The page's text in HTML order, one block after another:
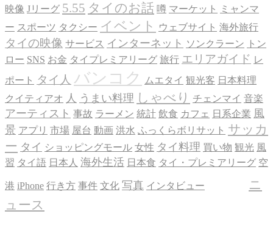
映像 Jリーグ 5.55 タイのお話 噂 マーケット
ミャンマ
ー スポーツ タクシー イベント ウェブサイト 海外旅行
タイの映像 サービス インターネット ソンクラーン
トン
ロー SNS お金 タイプレミアリーグ 旅行 エリアガイド レ
ポート タイ人 バンコク ムエタイ 観光客 日本料理
クイティアオ 人 うまい料理 しゃべり チェンマイ 音楽
アーティスト 事故 ラーメン 統計 飲食 カフェ 日系企業 風
景 アプリ 市場 屋台 動画 洪水 ふっくらボリサット サッカ
ー タイ ショッピングモール 女性 タイ料理 買い物 観光 風
習 タイ語 日本人 海外生活 日本食 タイ・プレミアリーグ 空
港 iPhone 行き方 事件 文化 写真 インタビュー
ニ
ュース